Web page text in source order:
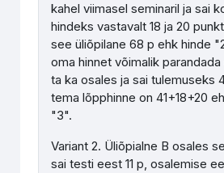
kahel viimasel seminaril ja sai
hindeks vastavalt 18 ja 20
see üliõpilane 68 p ehk hinde
oma hinnet võimalik
ta ka osales ja sai tulemuseks
tema lõpphinne on 41+18+20
"3".
Variant 2. Üliõpialne B osales
sai testi eest 11 p, osalemise